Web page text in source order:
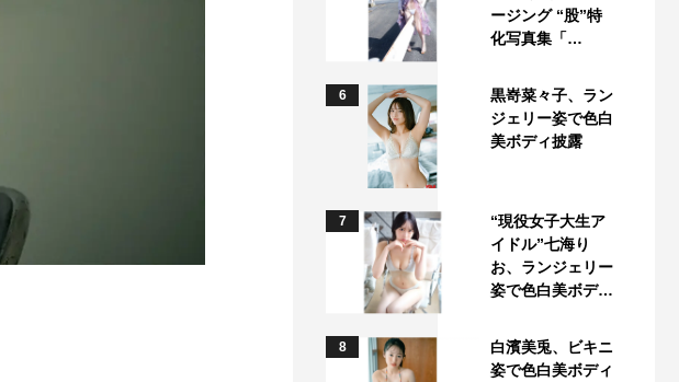
ージング “股”特
化写真集「…
6
黒嵜菜々子、ラン
ジェリー姿で色白
美ボディ披露
7
“現役女子大生ア
イドル”七海り
お、ランジェリー
姿で色白美ボデ…
8
白濱美兎、ビキニ
姿で色白美ボディ